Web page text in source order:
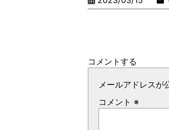
コメントする
メールアドレスが
コメント ※